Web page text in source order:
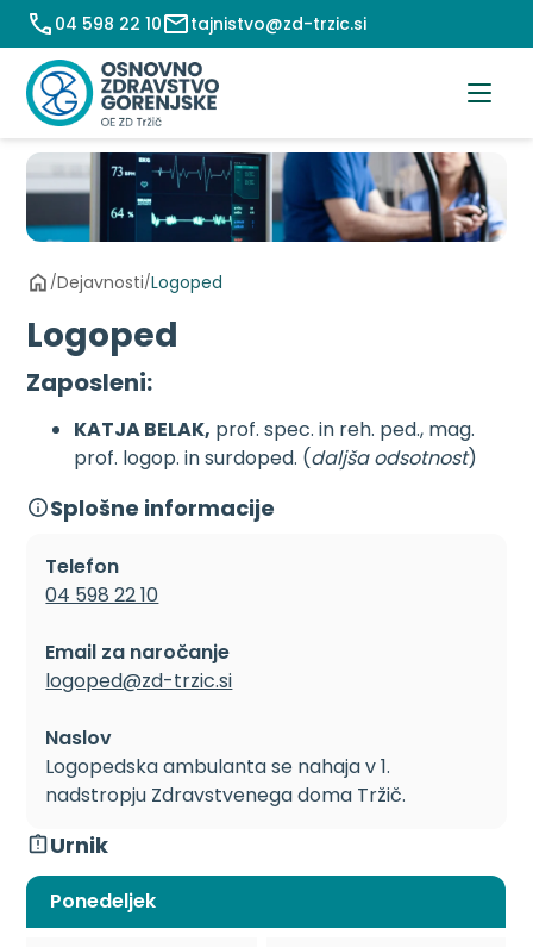
Preskoči
na
vsebino
04 598 22 10 tajnistvo@zd-trzic.si
/Dejavnosti/Logoped
Logoped
Zaposleni:
KATJA BELAK, prof. spec. in reh. ped., mag.
prof. logop. in surdoped. (daljša odsotnost)
Splošne informacije
Telefon
04 598 22 10
Email za naročanje
logoped@zd-trzic.si
Naslov
Logopedska ambulanta se nahaja v 1.
nadstropju Zdravstvenega doma Tržič.
Urnik
Ponedeljek